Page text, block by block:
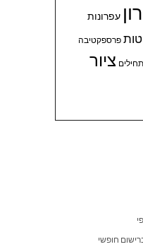
עפרונות
פרספקטיבה
ציור
חופשי